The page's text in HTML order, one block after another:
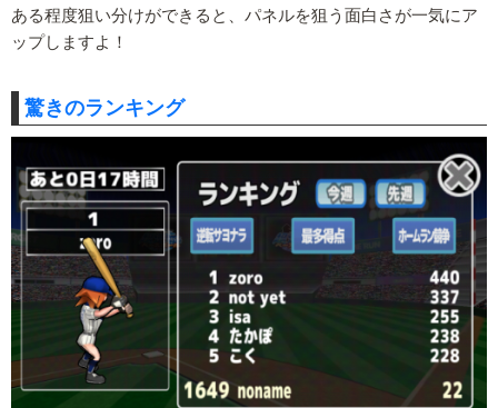
ある程度狙い分けができると、パネルを狙う面白さが一気にア
ップしますよ！
驚きのランキング